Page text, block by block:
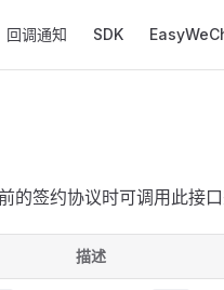
回调通知 SDK
签约协议时可调用此接口
描述